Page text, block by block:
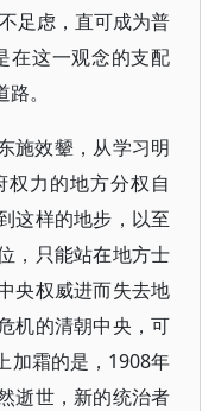
足虑，直可成为普
在这一观念的支配
。
施效颦，从学习明
力的地方分权自
这样的地步，以至
，只能站在地方士
央权威进而失去地
机的清朝中央，可
加霜的是，1908年
逝世，新的统治者